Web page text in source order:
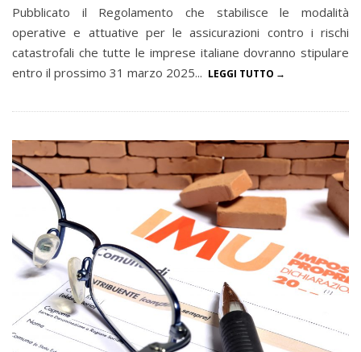
Pubblicato il Regolamento che stabilisce le modalità
operative e attuative per le assicurazioni contro i rischi
catastrofali che tutte le imprese italiane dovranno stipulare
entro il prossimo 31 marzo 2025... LEGGI TUTTO